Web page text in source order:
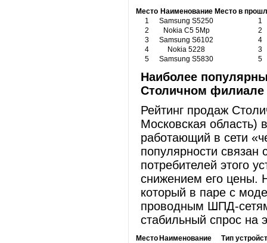
Место Наименование Место в
1
Samsung S5250
1
2
Nokia C5 5Mp
2
3
Samsung S6102
4
4
Nokia 5228
3
5
Samsung S5830 5
Наиболее
Столичном филиале
Рейтинг продаж
Московская область)
работающий в сети
популярности связан
потребителей этого
снижением его цены.
который в паре с
проводным ШПД-
стабильный спрос на
Место Наименование
Тип